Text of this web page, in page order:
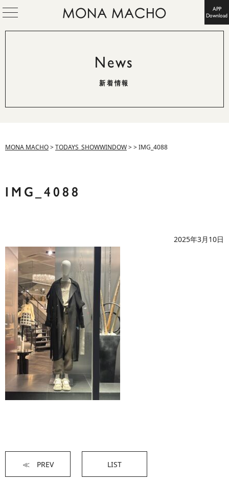
APP
Download
News
新着情報
MONA MACHO>TODAYS_SHOWWINDOW>>IMG_4088
IMG_4088
2025年3月10日
≪ PREV LIST